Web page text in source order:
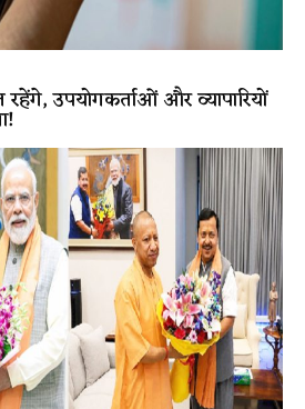
उपयोगकर्ताओं और व्यापारियों